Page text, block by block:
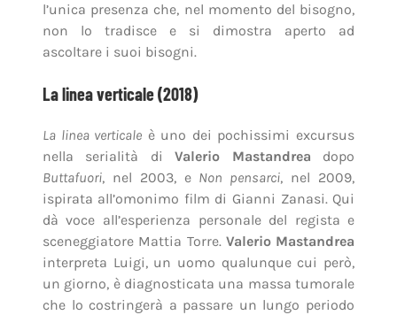
l’unica presenza che, nel momento del bisogno,
non lo tradisce e si dimostra aperto ad
ascoltare i suoi bisogni.
La linea verticale (2018)
La linea verticale è uno dei pochissimi excursus
nella serialità diValerio Mastandrea dopo
Buttafuori, nel 2003, e Non pensarci, nel 2009,
ispirata all’omonimo film di Gianni Zanasi. Qui
dà voce all’esperienza personale del regista e
sceneggiatore Mattia Torre. Valerio Mastandrea
interpreta Luigi, un uomo qualunque cui però,
un giorno, è diagnosticata una massa tumorale
che lo costringerà a passare un lungo periodo